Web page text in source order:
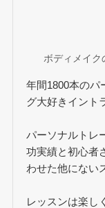
ボディメイク
年間1800本のパ
グ大好きイント
パーソナルトレ
功実績と初心者
わせた他にない
レッスンは楽し